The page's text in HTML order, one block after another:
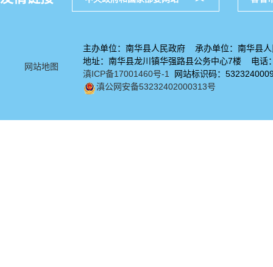
网站地图
主办单位：南华县人民政府 承办单位：南华县人
地址：南华县龙川镇华强路县公务中心7楼 电
滇ICP备17001460号-1
网站标识码：
滇公网安备53232402000313号